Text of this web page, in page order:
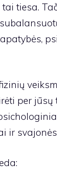
tiesa.
per jūsų
ir